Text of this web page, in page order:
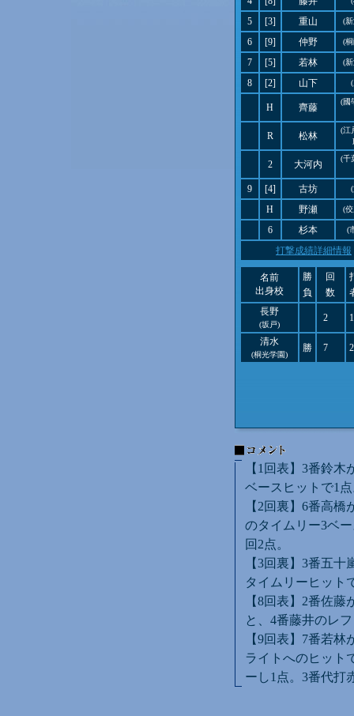
5 [3] 重山 (
6 [9] 仲野 (
7 [5] 若林 (
8 [2] 山下
H 齊藤
(國
R 松林
(江
2 大河内
(千
9 [4] 古坊
H 野瀬 (
6 杉本 (
打撃成績詳細情報
名前
出身校
勝
負
回
数
長野
(坂戸)
2
清水
(桐光学園)
勝 7
【1回表】3番鈴
ベースヒットで1
【2回裏】6番高
のタイムリー3ベ
回2点。
【3回裏】3番五
タイムリーヒット
【8回表】2番佐
と、4番藤井のレ
【9回表】7番若
ライトへのヒット
ーし1点。3番代打